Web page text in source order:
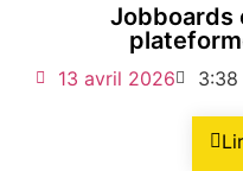
Jobboards
13 avril 2026 3:38